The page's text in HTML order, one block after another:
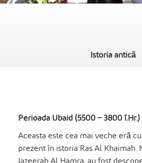
Istoria antică
Perioada Ubaid (5500 – 3800 î.Hr.)
Aceasta este cea mai veche eră
prezent în istoria Ras Al Khaimah.